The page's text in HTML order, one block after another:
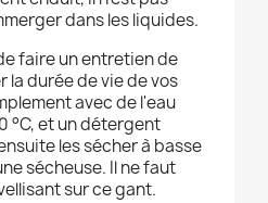
dans les liquides.
faire un entretien de
la durée de vie de vos
avec de l'eau
°C, et un détergent
les sécher à basse
sécheuse. Il ne faut
sur ce gant.